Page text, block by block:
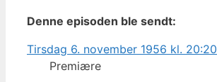
Denne episoden ble sendt:
Tirsdag 6. november 1956 kl. 20:20
Premiære